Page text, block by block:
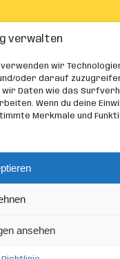
verwalten
wir
oder darauf
wir Daten wie das
Wenn du deine
Merkmale und
ansehen